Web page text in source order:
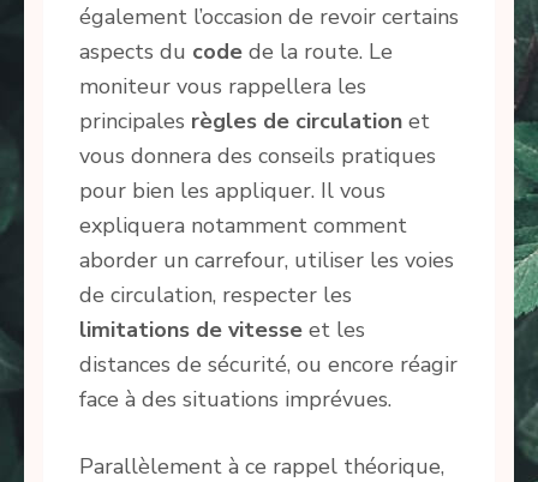
également l’occasion de revoir certains
aspects du code de la route. Le
moniteur vous rappellera les
principales règles de circulation et
vous donnera des conseils pratiques
pour bien les appliquer. Il vous
expliquera notamment comment
aborder un carrefour, utiliser les voies
de circulation, respecter les
limitations de vitesse et les
distances de sécurité, ou encore réagir
face à des situations imprévues.
Parallèlement à ce rappel théorique,